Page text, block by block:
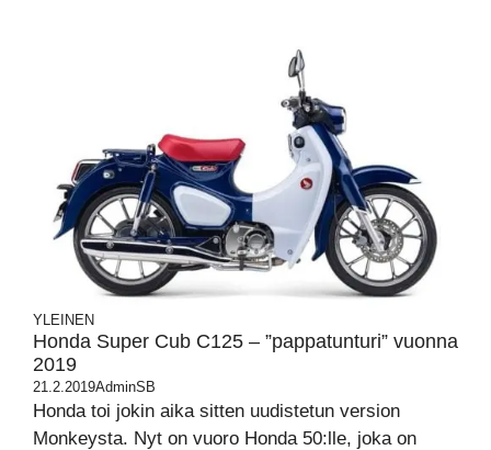
YLEINEN
Honda Super Cub C125 – ”pappatunturi” vuonna
2019
21.2.2019AdminSB
Honda toi jokin aika sitten uudistetun version
Monkeysta. Nyt on vuoro Honda 50:lle, joka on